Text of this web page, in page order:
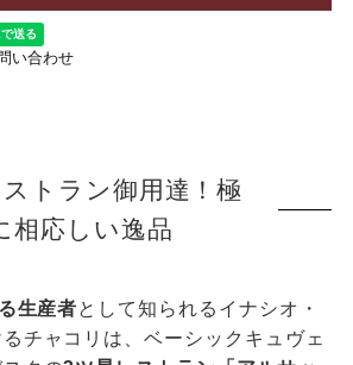
い合わせ
トラン御用達！極
相応しい逸品
生産者として知られるイナシオ・
チャコリは、ベーシックキュヴェ